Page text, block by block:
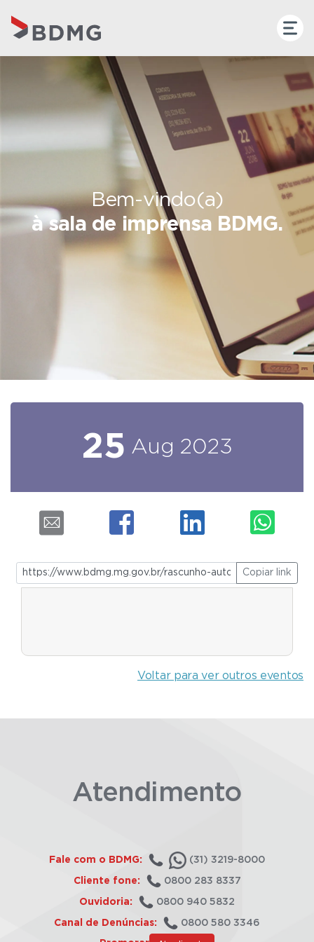
Bem-vindo(a)
à sala de imprensa BDMG.
25 Aug 2023
Copiar link
Voltar para ver outros eventos
Atendimento
Fale com o BDMG: (31) 3219-8000
Cliente fone: 0800 283 8337
Ouvidoria: 0800 940 5832
Canal de Denúncias: 0800 580 3346